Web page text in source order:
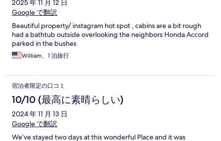
2025 年 11 月 12 日
Google で翻訳
Beautiful property/ instagram hot spot , cabins are a bit rough
had a bathtub outside overlooking the neighbors Honda Accord
parked in the bushes
William、1 泊旅行
宿泊者限定の口コミ
10/10 (最高に素晴らしい)
2024 年 11 月 13 日
Google で翻訳
We‘ve stayed two days at this wonderful Place and it was